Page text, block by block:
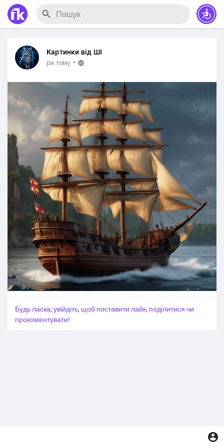
Картинки від ШІ
рік тому ·
Будь ласка, увійдіть, щоб поставити лайк, поділитися чи
прокоментувати!